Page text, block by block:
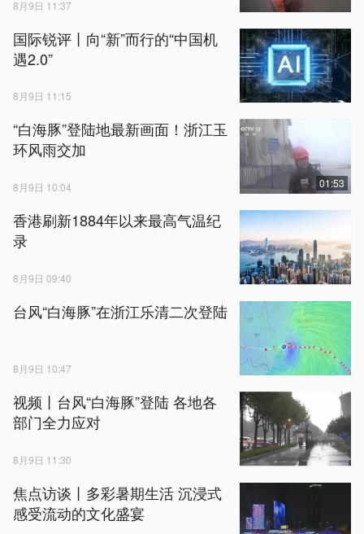
8月9日 11:37
国际锐评丨向“新”而行的“中国机
遇2.0”
8月9日 11:15
“白海豚”登陆地最新画面！浙江玉
环风雨交加
8月9日 10:04 01:53
香港刷新1884年以来最高气温纪
录
8月9日 09:40
台风“白海豚”在浙江乐清二次登陆
8月9日 10:47
视频丨台风“白海豚”登陆 各地各
部门全力应对
8月9日 11:30
焦点访谈丨多彩暑期生活 沉浸式
感受流动的文化盛宴